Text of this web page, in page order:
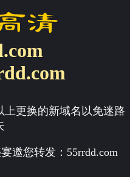
更换的新域名以免迷路
邀您转发： 55rrdd.com